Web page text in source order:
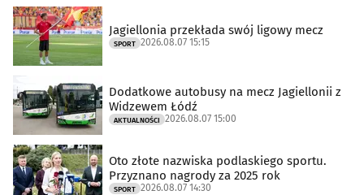
Jagiellonia przekłada swój ligowy mecz
SPORT 2026.08.07 15:15
Dodatkowe autobusy na mecz Jagiellonii z
Widzewem Łódź
AKTUALNOŚCI 2026.08.07 15:00
Oto złote nazwiska podlaskiego sportu.
Przyznano nagrody za 2025 rok
SPORT 2026.08.07 14:30